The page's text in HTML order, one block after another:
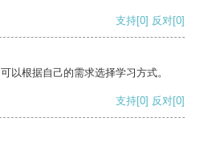
支持[0] 反对[0]
以根据自己的需求选择学习方式。
支持[0] 反对[0]